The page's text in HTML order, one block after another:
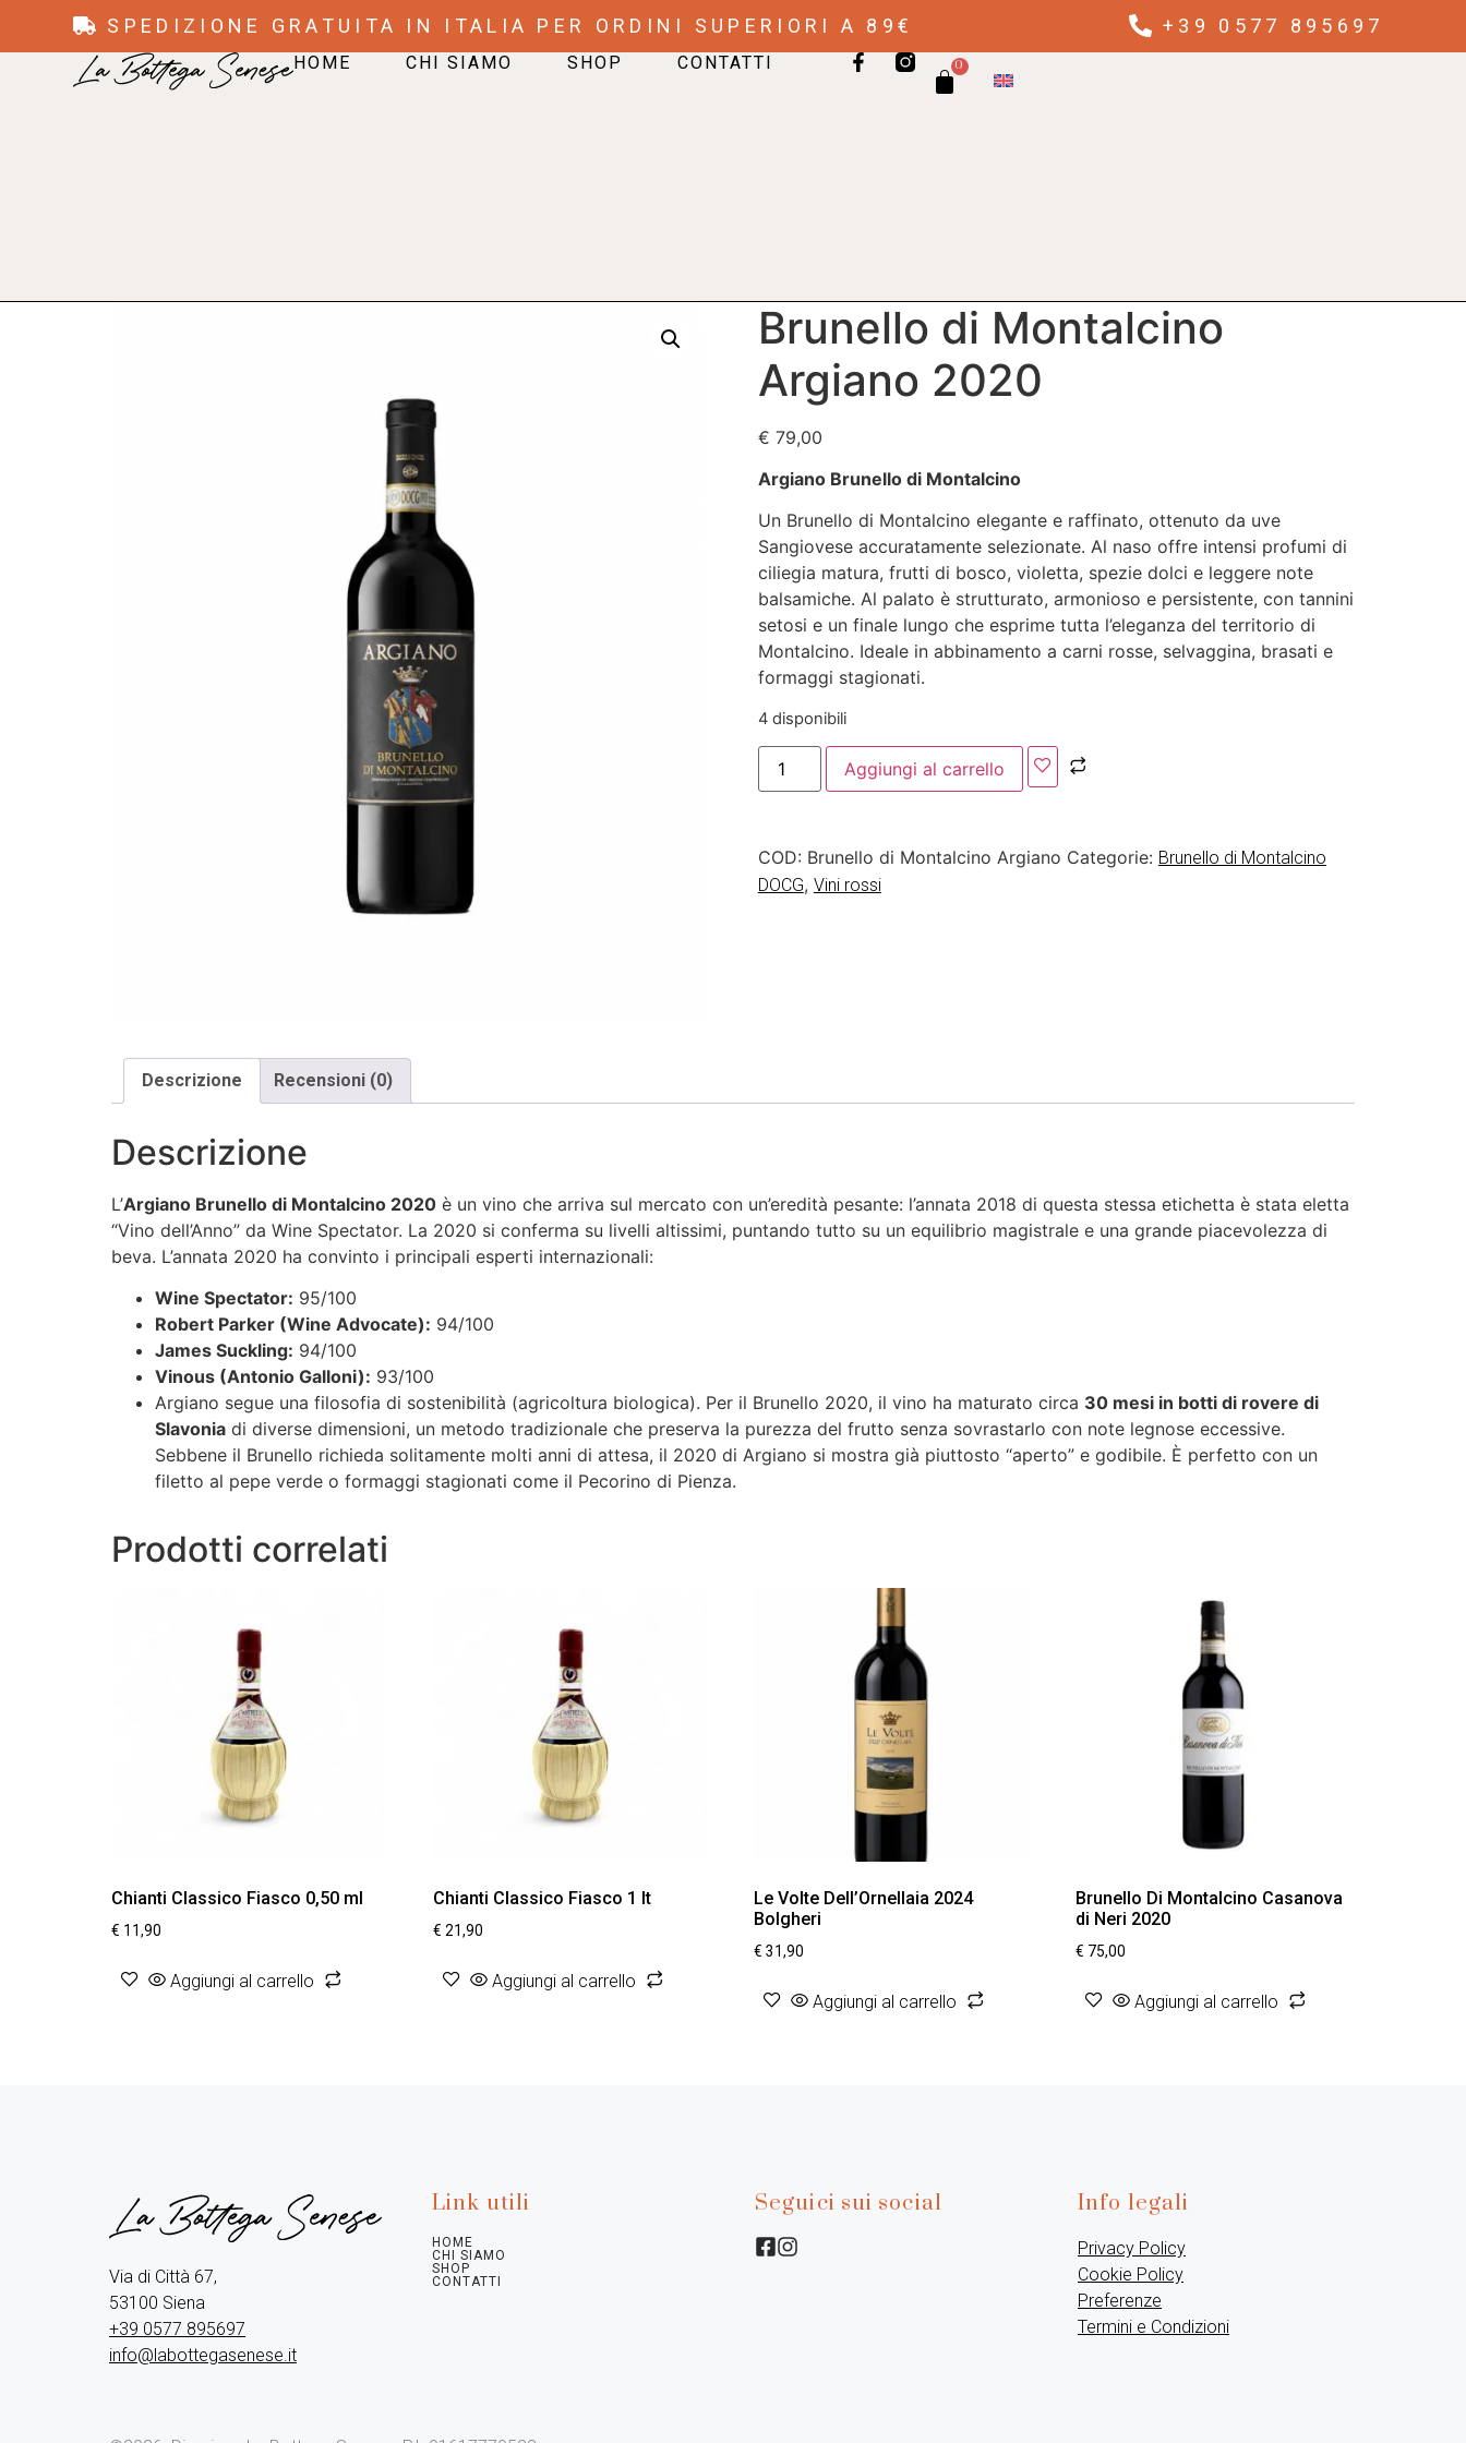
SPEDIZIONE GRATUITA IN ITALIA PER ORDINI SUPERIORI A 89€ +39 0577 895697
HOME CHI SIAMO SHOP CONTATTI 0
Brunello di Montalcino
Argiano 2020
€ 79,00
Argiano Brunello di Montalcino
Un Brunello di Montalcino elegante e raffinato, ottenuto da uve
Sangiovese accuratamente selezionate. Al naso offre intensi profumi di
ciliegia matura, frutti di bosco, violetta, spezie dolci e leggere note
balsamiche. Al palato è strutturato, armonioso e persistente, con tannini
setosi e un finale lungo che esprime tutta l’eleganza del territorio di
Montalcino. Ideale in abbinamento a carni rosse, selvaggina, brasati e
formaggi stagionati.
4 disponibili
Aggiungi al carrello
COD: Brunello di Montalcino Argiano Categorie: Brunello di Montalcino
DOCG, Vini rossi
Descrizione Recensioni (0)
Descrizione
L’Argiano Brunello di Montalcino 2020 è un vino che arriva sul mercato con un’eredità pesante: l’annata 2018 di questa stessa etichetta è stata eletta
“Vino dell’Anno” da Wine Spectator. La 2020 si conferma su livelli altissimi, puntando tutto su un equilibrio magistrale e una grande piacevolezza di
beva. L’annata 2020 ha convinto i principali esperti internazionali:
Wine Spectator: 95/100
Robert Parker (Wine Advocate): 94/100
James Suckling: 94/100
Vinous (Antonio Galloni): 93/100
Argiano segue una filosofia di sostenibilità (agricoltura biologica). Per il Brunello 2020, il vino ha maturato circa 30 mesi in botti di rovere di
Slavonia di diverse dimensioni, un metodo tradizionale che preserva la purezza del frutto senza sovrastarlo con note legnose eccessive.
Sebbene il Brunello richieda solitamente molti anni di attesa, il 2020 di Argiano si mostra già piuttosto “aperto” e godibile. È perfetto con un
filetto al pepe verde o formaggi stagionati come il Pecorino di Pienza.
Prodotti correlati
Chianti Classico Fiasco 0,50 ml
€ 11,90
Aggiungi al carrello
Chianti Classico Fiasco 1 lt
€ 21,90
Aggiungi al carrello
Le Volte Dell’Ornellaia 2024
Bolgheri
€ 31,90
Aggiungi al carrello
Brunello Di Montalcino Casanova
di Neri 2020
€ 75,00
Aggiungi al carrello
Via di Città 67,
+39 0577 895697
info@labottegasenese.it
Link utili
HOME
CHI SIAMO
SHOP
CONTATTI
Seguici sui social Info legali
Privacy Policy
Cookie Policy
Preferenze
Termini e Condizioni